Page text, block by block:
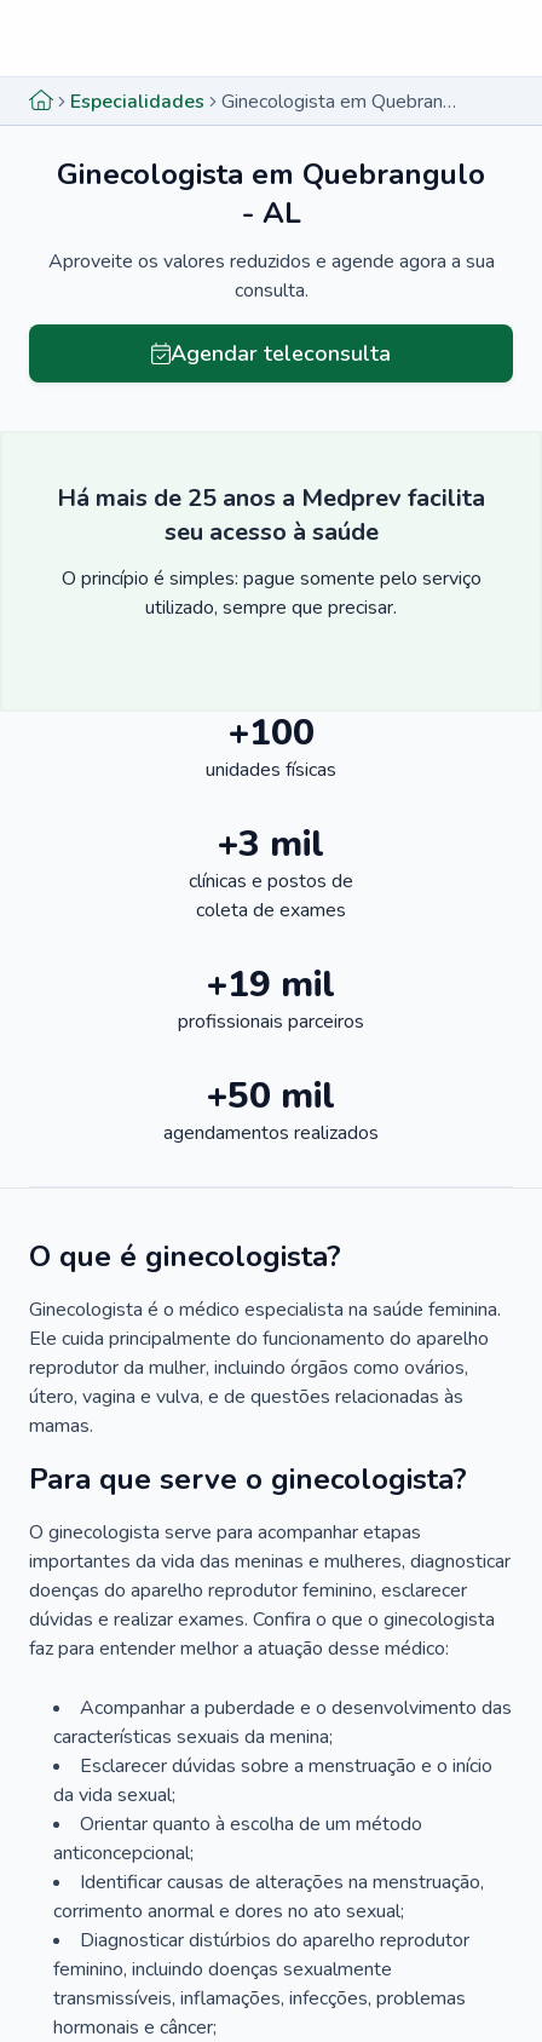
Especialidades Ginecologista em Quebrangulo - AL
Ginecologista em Quebrangulo
- AL
Aproveite os valores reduzidos e agende agora a sua
consulta.
Agendar teleconsulta
Há mais de 25 anos a Medprev facilita
seu acesso à saúde
O princípio é simples: pague somente pelo serviço
utilizado, sempre que precisar.
+100
unidades físicas
+3 mil
clínicas e postos de
coleta de exames
+19 mil
profissionais parceiros
+50 mil
agendamentos realizados
O que é ginecologista?
Ginecologista é o médico especialista na saúde feminina.
Ele cuida principalmente do funcionamento do aparelho
reprodutor da mulher, incluindo órgãos como ovários,
útero, vagina e vulva, e de questões relacionadas às
mamas.
Para que serve o ginecologista?
O ginecologista serve para acompanhar etapas
importantes da vida das meninas e mulheres, diagnosticar
doenças do aparelho reprodutor feminino, esclarecer
dúvidas e realizar exames. Confira o que o ginecologista
faz para entender melhor a atuação desse médico:
Acompanhar a puberdade e o desenvolvimento das
características sexuais da menina;
Esclarecer dúvidas sobre a menstruação e o início
da vida sexual;
Orientar quanto à escolha de um método
anticoncepcional;
Identificar causas de alterações na menstruação,
corrimento anormal e dores no ato sexual;
Diagnosticar distúrbios do aparelho reprodutor
feminino, incluindo doenças sexualmente
transmissíveis, inflamações, infecções, problemas
hormonais e câncer;